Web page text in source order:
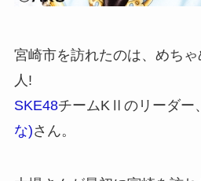
宮崎市を訪れたのは、めち
人!
SKE48チームKⅡのリーダー、
な)さん。